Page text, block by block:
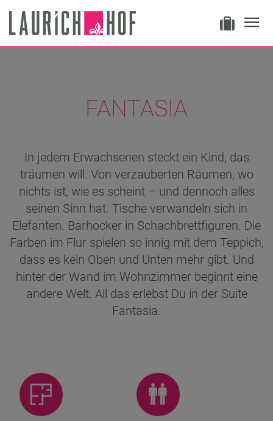
FANTASIA
In jedem Erwachsenen steckt ein Kind, das
träumen will. Von verzauberten Räumen, wo
nichts ist, wie es scheint – und dennoch alles
seinen Sinn hat. Tische verwandeln sich in
Elefanten. Barhocker in Schachbrettfiguren. Die
Farben im Flur spielen so innig mit dem Teppich,
dass es kein Oben und Unten mehr gibt. Und
hinter der Wand im Wohnzimmer beginnt eine
andere Welt. All das erlebst Du in der Suite
Fantasia.